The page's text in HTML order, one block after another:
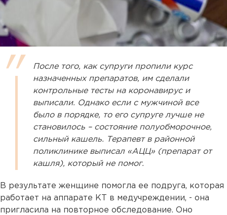
После того, как супруги пропили курс
назначенных препаратов, им сделали
контрольные тесты на коронавирус и
выписали. Однако если с мужчиной все
было в порядке, то его супруге лучше не
становилось – состояние полуобморочное,
сильный кашель. Терапевт в районной
поликлинике выписал «АЦЦ» (препарат от
кашля), который не помог.
В результате женщине помогла ее подруга, которая
работает на аппарате КТ в медучреждении, - она
пригласила на повторное обследование. Оно